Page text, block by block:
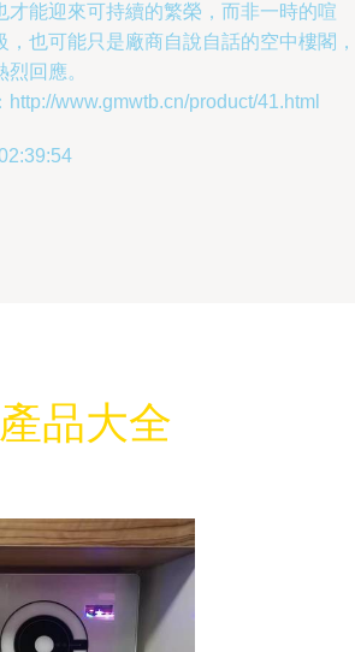
才能迎來可持續的繁榮，而非一時的喧
，也可能只是廠商自說自話的空中樓閣，
回應。
www.gmwtb.cn/product/41.html
產品大全